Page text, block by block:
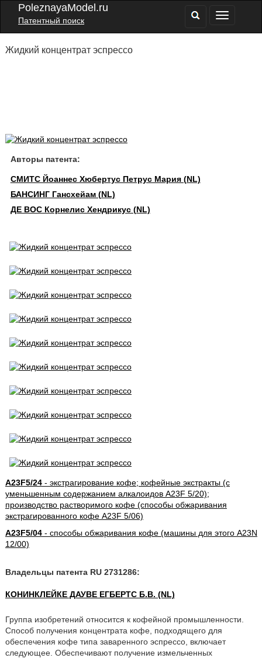
PoleznayaModel.ru
Патентный поиск
Жидкий концентрат эспрессо
Авторы патента:
СМИТС Йоаннес Хюбертус Петрус Мария (NL)
БАНСИНГ Гансхейам (NL)
ДЕ ВОС Корнелис Хендрикус (NL)
A23F5/24- экстрагирование кофе; кофейные экстракты (с
уменьшенным содержанием алкалоидов A23F 5/20);
производство растворимого кофе (способы обжаривания
экстрагированного кофе A23F 5/06)
A23F5/04- способы обжаривания кофе (машины для этого A23N
12/00)
Владельцы патента RU 2731286:
КОНИНКЛЕЙКЕ ДАУВЕ ЕГБЕРТС Б.В. (NL)
Группа изобретений относится к кофейной промышленности.
Способ получения концентрата кофе, подходящего для
обеспечения кофе типа заваренного эспрессо, включает
следующее. Обеспечивают получение измельченных